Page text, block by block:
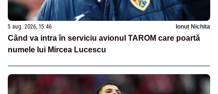
5 aug. 2026, 15:46 Ionuț Nichita
Când va intra în serviciu avionul TAROM care poartă
numele lui Mircea Lucescu